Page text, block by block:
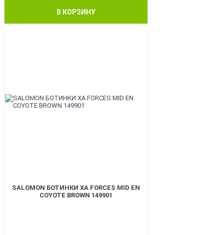
В КОРЗИНУ
SALOMON БОТИНКИ XA FORCES MID EN
COYOTE BROWN 149901